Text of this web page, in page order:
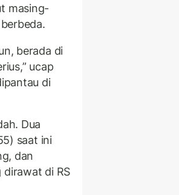
masing-
berada di
ucap
di
Dua
saat ini
dan
di RS